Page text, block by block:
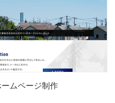
ムページ制作